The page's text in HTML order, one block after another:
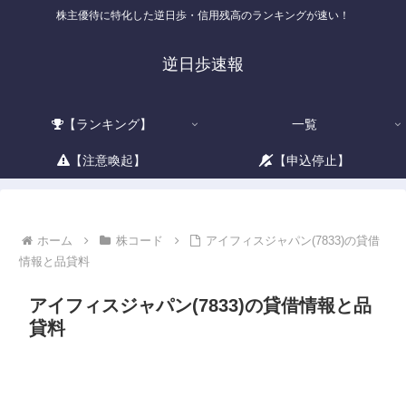
株主優待に特化した逆日歩・信用残高のランキングが速い！
逆日歩速報
【ランキング】 一覧
【注意喚起】 【申込停止】
ホーム 株コード
アイフィスジャパン(7833)の貸借
情報と品貸料
アイフィスジャパン(7833)の貸借情報と品
貸料